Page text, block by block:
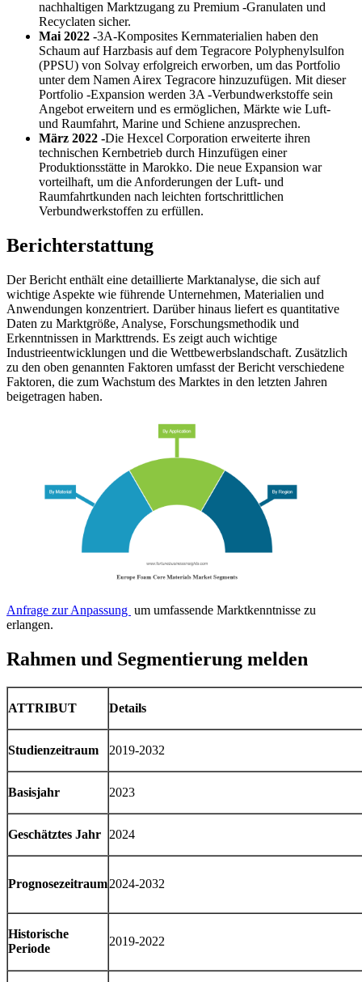
nachhaltigen Marktzugang zu Premium -Granulaten und
Recyclaten sicher.
Mai 2022 -3A-Komposites Kernmaterialien haben den
Schaum auf Harzbasis auf dem Tegracore Polyphenylsulfon
(PPSU) von Solvay erfolgreich erworben, um das Portfolio
unter dem Namen Airex Tegracore hinzuzufügen. Mit dieser
Portfolio -Expansion werden 3A -Verbundwerkstoffe sein
Angebot erweitern und es ermöglichen, Märkte wie Luft-
und Raumfahrt, Marine und Schiene anzusprechen.
März 2022 -Die Hexcel Corporation erweiterte ihren
technischen Kernbetrieb durch Hinzufügen einer
Produktionsstätte in Marokko. Die neue Expansion war
vorteilhaft, um die Anforderungen der Luft- und
Raumfahrtkunden nach leichten fortschrittlichen
Verbundwerkstoffen zu erfüllen.
Berichterstattung
Der Bericht enthält eine detaillierte Marktanalyse, die sich auf
wichtige Aspekte wie führende Unternehmen, Materialien und
Anwendungen konzentriert. Darüber hinaus liefert es quantitative
Daten zu Marktgröße, Analyse, Forschungsmethodik und
Erkenntnissen in Markttrends. Es zeigt auch wichtige
Industrieentwicklungen und die Wettbewerbslandschaft. Zusätzlich
zu den oben genannten Faktoren umfasst der Bericht verschiedene
Faktoren, die zum Wachstum des Marktes in den letzten Jahren
beigetragen haben.
Anfrage zur Anpassung um umfassende Marktkenntnisse zu
erlangen.
Rahmen und Segmentierung melden
ATTRIBUT Details
Studienzeitraum 2019-2032
Basisjahr 2023
Geschätztes Jahr 2024
Prognosezeitraum2024-2032
Historische
Periode
2019-2022